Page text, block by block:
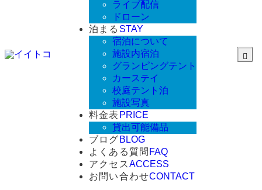
ライブ配信
ドローン
泊まる STAY
宿泊について
施設内宿泊
グランピングテント
カーステイ
校庭テント泊
施設写真
料金表 PRICE
貸出可能備品
ブログ BLOG
よくある質問 FAQ
アクセスACCESS
お問い合わせCONTACT